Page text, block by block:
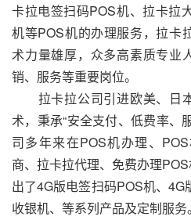
卡拉电签扫码POS机、拉卡拉
机等POS机的办理服务，拉卡
术力量雄厚，众多高素质专业
销、服务等重要岗位。
拉卡拉公司引进欧美、日
术，秉承“安全支付、低费率、
司多年来在POS机办理、
商、拉卡拉代理、免费办理
出了4G版电签扫码POS机、4G
收银机、等系列产品及定制服务。